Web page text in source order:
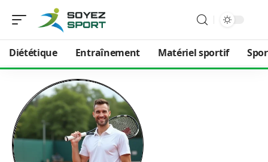
Diététique Entraînement Matériel sportif